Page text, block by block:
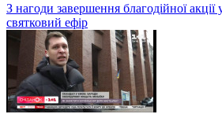
З нагоди завершення благодійної
святковий ефір